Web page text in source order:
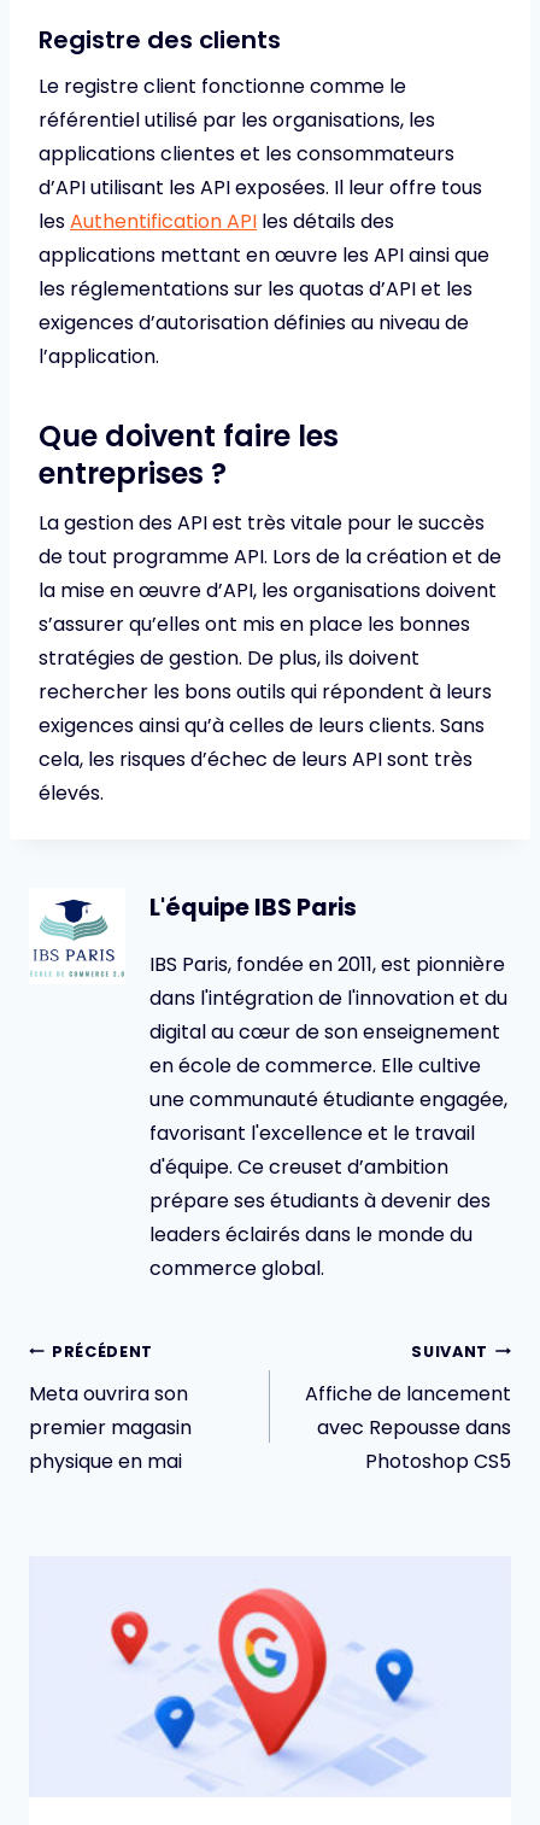
Registre des clients
Le registre client fonctionne comme le
référentiel utilisé par les organisations, les
applications clientes et les consommateurs
d’API utilisant les API exposées. Il leur offre tous
lesAuthentification API les détails des
applications mettant en œuvre les API ainsi que
les réglementations sur les quotas d’API et les
exigences d’autorisation définies au niveau de
l’application.
Que doivent faire les
entreprises ?
La gestion des API est très vitale pour le succès
de tout programme API. Lors de la création et de
la mise en œuvre d’API, les organisations doivent
s’assurer qu’elles ont mis en place les bonnes
stratégies de gestion. De plus, ils doivent
rechercher les bons outils qui répondent à leurs
exigences ainsi qu’à celles de leurs clients. Sans
cela, les risques d’échec de leurs API sont très
élevés.
L'équipe IBS Paris
IBS Paris, fondée en 2011, est pionnière
dans l'intégration de l'innovation et du
digital au cœur de son enseignement
en école de commerce. Elle cultive
une communauté étudiante engagée,
favorisant l'excellence et le travail
d'équipe. Ce creuset d’ambition
prépare ses étudiants à devenir des
leaders éclairés dans le monde du
commerce global.
Navigation
de
l’article
PRÉCÉDENT
Meta ouvrira son
premier magasin
physique en mai
SUIVANT
Affiche de lancement
avec Repousse dans
Photoshop CS5